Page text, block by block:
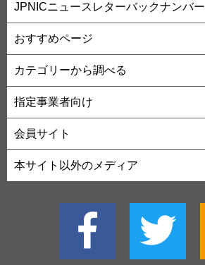
JPNICニュースレターバックナンバー
おすすめページ
カテゴリーから調べる
指定事業者向け
会員サイト
本サイト以外のメディア